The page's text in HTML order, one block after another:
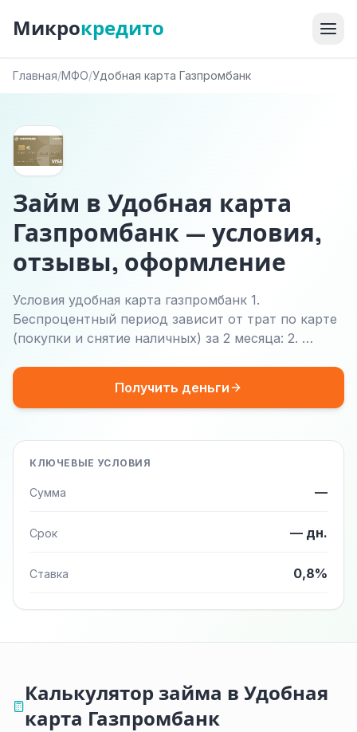
Микрокредито
Главная/МФО/Удобная карта Газпромбанк
Займ в Удобная карта
Газпромбанк — условия,
отзывы, оформление
Условия удобная карта газпромбанк 1.
Беспроцентный период зависит от трат по карте
(покупки и снятие наличных) за 2 месяца: 2. …
Получить деньги
КЛЮЧЕВЫЕ УСЛОВИЯ
Сумма —
Срок — дн.
Ставка 0,8%
Калькулятор займа в Удобная
карта Газпромбанк